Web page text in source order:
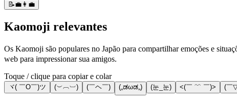
📝💼👩‍💼
Kaomoji relevantes
Os Kaomoji são populares no Japão para compartilhar emoções e
web para impressionar sua amigos.
Toque / clique para copiar e colar
ヾ( ￣O￣)ツ (︶︹︺) (￣ヘ￣) („ಡωಡ„) (눈_눈) <(￣ ﹌ ￣)> (￣▽